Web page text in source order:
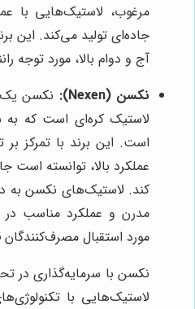
مرغوب، لاستیک‌هایی با
جاده‌ای تولید می‌کند. این
آج و دوام بالا، مورد توجه
نکسن (Nexen):
نکسن یک
لاستیک کره‌ای است که
است. این برند با تمرکز
عملکرد بالا، توانسته است
کند. لاستیک‌های نکسن به
مدرن و عملکرد مناسب
مورد استقبال مصرف‌کنندگان
نکسن با سرمایه‌گذاری در
لاستیک‌هایی با